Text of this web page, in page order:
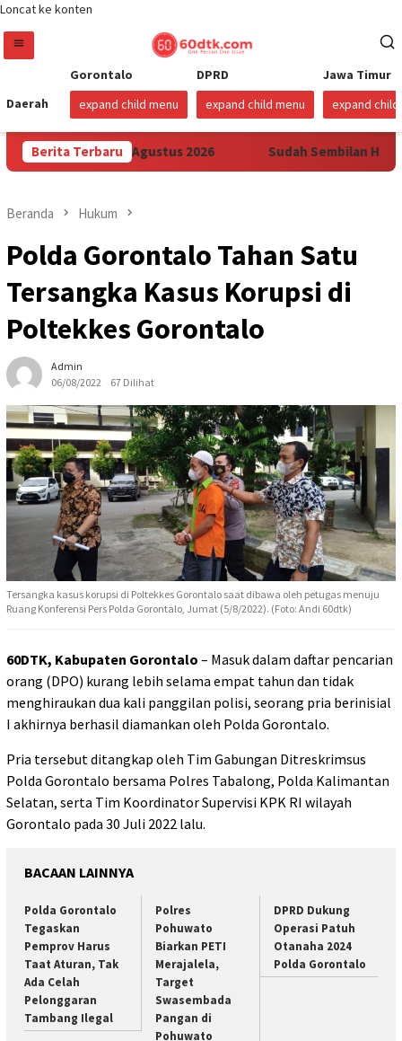
Loncat ke konten
Daerah
Gorontalo
expand child menu
DPRD
expand child menu
Jawa Timur
expand child
Berita Terbaru
Mulai 1 Agustus 2026 Sudah Sembilan Hari
Beranda Hukum
Polda Gorontalo Tahan Satu
Tersangka Kasus Korupsi di
Poltekkes Gorontalo
Admin
06/08/2022
67 Dilihat
Tersangka kasus korupsi di Poltekkes Gorontalo saat dibawa oleh petugas menuju
Ruang Konferensi Pers Polda Gorontalo, Jumat (5/8/2022). (Foto: Andi 60dtk)
60DTK, Kabupaten Gorontalo – Masuk dalam daftar pencarian
orang (DPO) kurang lebih selama empat tahun dan tidak
menghiraukan dua kali panggilan polisi, seorang pria berinisial
I akhirnya berhasil diamankan oleh Polda Gorontalo.
Pria tersebut ditangkap oleh Tim Gabungan Ditreskrimsus
Polda Gorontalo bersama Polres Tabalong, Polda Kalimantan
Selatan, serta Tim Koordinator Supervisi KPK RI wilayah
Gorontalo pada 30 Juli 2022 lalu.
BACAAN LAINNYA
Polda Gorontalo
Tegaskan
Pemprov Harus
Taat Aturan, Tak
Ada Celah
Pelonggaran
Tambang Ilegal
Polres
Pohuwato
Biarkan PETI
Merajalela,
Target
Swasembada
Pangan di
Pohuwato
DPRD Dukung
Operasi Patuh
Otanaha 2024
Polda Gorontalo